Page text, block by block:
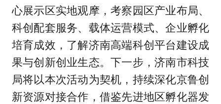
心展示区实地观摩，考察园区产业布局、
科创配套服务、载体运营模式、企业孵化
培育成效，了解济南高端科创平台建设成
果与创新创业生态。下一步，济南市科技
局将以本次活动为契机，持续深化京鲁创
新资源对接合作，借鉴先进地区孵化器发